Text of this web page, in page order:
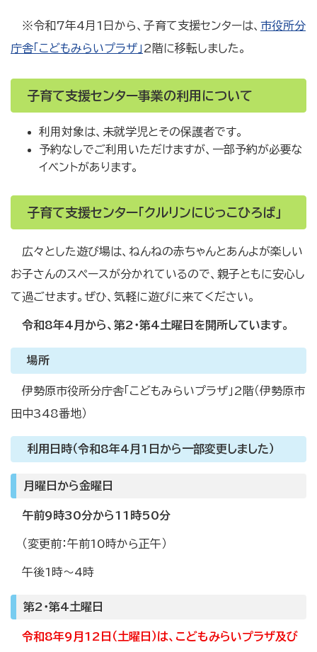
※令和7年4月1日から、子育て支援センターは、 市役所分
庁舎「こどもみらいプラザ」 2階に移転しました。
子育て支援センター事業の利用について
利用対象は、未就学児とその保護者です。
予約なしでご利用いただけますが、一部予約が必要な
イベントがあります。
子育て支援センター「クルリンにじっこひろば」
広々とした遊び場は、ねんねの赤ちゃんとあんよが楽しい
お子さんのスペースが分かれているので、親子ともに安心し
て過ごせます。ぜひ、気軽に遊びに来てください。
令和8年4月から、第2・第4土曜日を開所しています。
場所
伊勢原市役所分庁舎「こどもみらいプラザ」2階（伊勢原市
田中348番地）
利用日時（令和8年4月1日から一部変更しました）
月曜日から金曜日
午前9時30分から11時50分
（変更前：午前10時から正午）
午後1時～4時
第2・第4土曜日
令和8年9月12日（土曜日）は、こどもみらいプラザ及び